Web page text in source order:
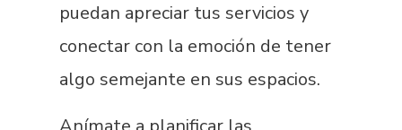
puedan apreciar tus servicios y
conectar con la emoción de tener
algo semejante en sus espacios.